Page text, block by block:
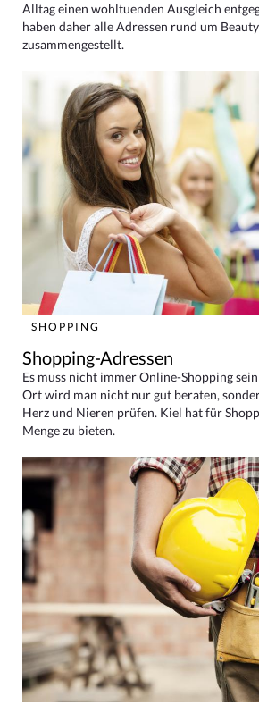
Alltag einen wohltuenden Ausgleich
haben daher alle Adressen rund um
zusammengestellt.
SHOPPING
Shopping-Adressen
Es muss nicht immer Online-Shopping
Ort wird man nicht nur gut beraten,
Herz und Nieren prüfen. Kiel hat für
Menge zu bieten.